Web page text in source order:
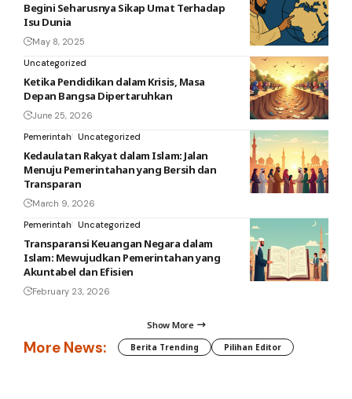
Begini Seharusnya Sikap Umat Terhadap
Isu Dunia
May 8, 2025
Uncategorized
Ketika Pendidikan dalam Krisis, Masa
Depan Bangsa Dipertaruhkan
June 25, 2026
Pemerintah Uncategorized
Kedaulatan Rakyat dalam Islam: Jalan
Menuju Pemerintahan yang Bersih dan
Transparan
March 9, 2026
Pemerintah Uncategorized
Transparansi Keuangan Negara dalam
Islam: Mewujudkan Pemerintahan yang
Akuntabel dan Efisien
February 23, 2026
Show More
More News: Berita Trending Pilihan Editor